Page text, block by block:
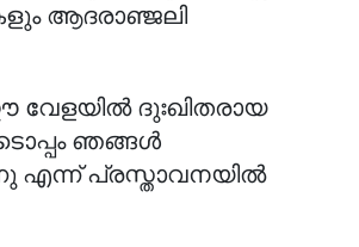
ആദരാഞ്ജലി
വേളയിൽ ദുഃഖിതരായ
ഞങ്ങൾ
എന്ന് പ്രസ്താവനയിൽ